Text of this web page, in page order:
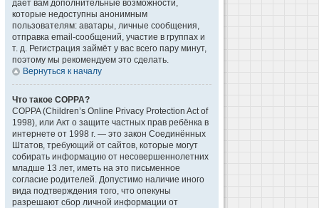
даёт вам дополнительные возможности,
которые недоступны анонимным
пользователям: аватары, личные сообщения,
отправка email-сообщений, участие в группах и
т. д. Регистрация займёт у вас всего пару минут,
поэтому мы рекомендуем это сделать.
Вернуться к началу
Что такое COPPA?
COPPA (Children’s Online Privacy Protection Act of
1998), или Акт о защите частных прав ребёнка в
интернете от 1998 г. — это закон Соединённых
Штатов, требующий от сайтов, которые могут
собирать информацию от несовершеннолетних
младше 13 лет, иметь на это письменное
согласие родителей. Допустимо наличие иного
вида подтверждения того, что опекуны
разрешают сбор личной информации от